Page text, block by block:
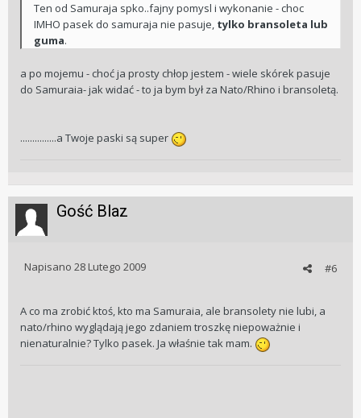
Ten od Samuraja spko..fajny pomysl i wykonanie - choc
IMHO pasek do samuraja nie pasuje, tylko bransoleta lub
guma.
a po mojemu - choć ja prosty chłop jestem - wiele skórek pasuje
do Samuraia- jak widać - to ja bym był za Nato/Rhino i bransoletą.
...............a Twoje paski są super
Gość Blaz
#6
Napisano 28 Lutego 2009
A co ma zrobić ktoś, kto ma Samuraia, ale bransolety nie lubi, a
nato/rhino wyglądają jego zdaniem troszkę niepoważnie i
nienaturalnie? Tylko pasek. Ja właśnie tak mam.